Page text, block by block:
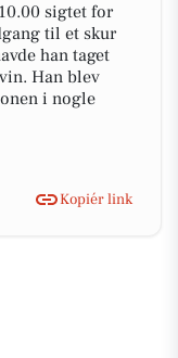
sigtet for
til et skur
han taget
Han blev
i nogle
Kopiér link